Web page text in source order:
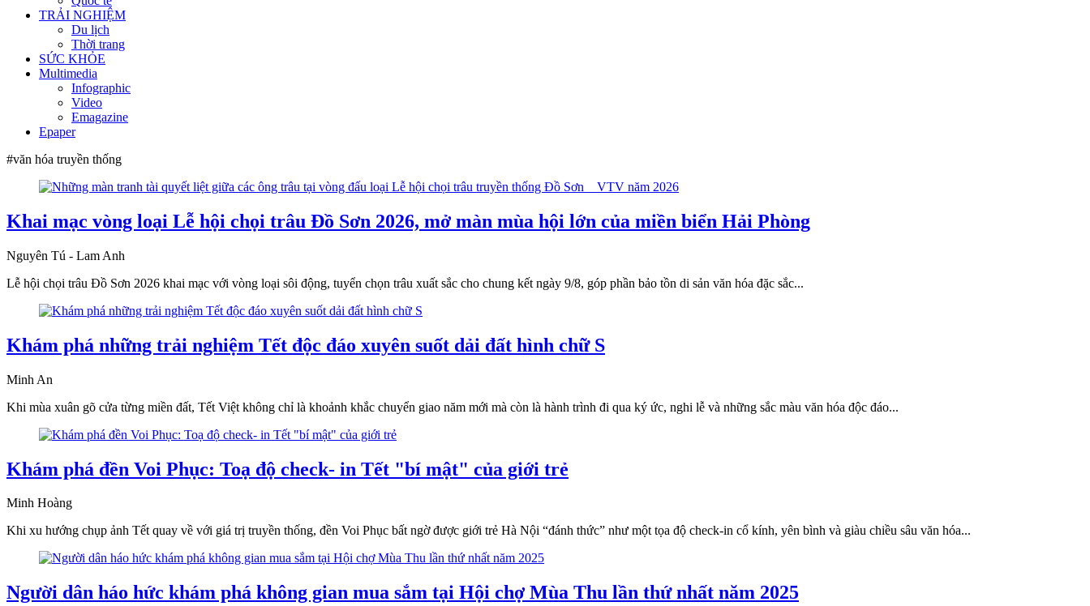
TRẢI NGHIỆM
Du lịch
Thời trang
SỨC KHỎE
Multimedia
Infographic
Video
Emagazine
Epaper
#văn hóa truyền thống
Khai mạc vòng loại Lễ hội chọi trâu Đồ Sơn 2026, mở màn mùa hội lớn của miền biển Hải Phòng
Nguyên Tú - Lam Anh
Lễ hội chọi trâu Đồ Sơn 2026 khai mạc với vòng loại sôi động, tuyển chọn trâu xuất sắc cho chung kết ngày 9/8, góp phần bảo tồn di sản văn hóa đặc sắc...
Khám phá những trải nghiệm Tết độc đáo xuyên suốt dải đất hình chữ S
Minh An
Khi mùa xuân gõ cửa từng miền đất, Tết Việt không chỉ là khoảnh khắc chuyển giao năm mới mà còn là hành trình đi qua ký ức, nghi lễ và những sắc màu văn hóa độc đáo...
Khám phá đền Voi Phục: Toạ độ check- in Tết "bí mật" của giới trẻ
Minh Hoàng
Khi xu hướng chụp ảnh Tết quay về với giá trị truyền thống, đền Voi Phục bất ngờ được giới trẻ Hà Nội “đánh thức” như một tọa độ check-in cổ kính, yên bình và giàu chiều sâu văn hóa...
Người dân háo hức khám phá không gian mua sắm tại Hội chợ Mùa Thu lần thứ nhất năm 2025